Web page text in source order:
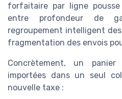
forfaitaire par ligne
entre profondeur de
regroupement intelligent
fragmentation des envois
Concrètement, un
importées dans un seul
nouvelle taxe :